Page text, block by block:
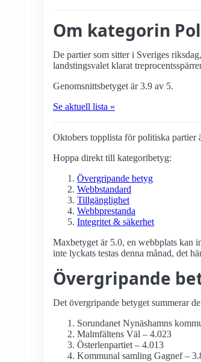
Om kategorin
De partier som sitter i Sveriges
landstingsvalet klarat
Genomsnittsbetyget är 3.9 av 5.
Se aktuell lista »
Oktobers topplista för politiska partier
Hoppa direkt till kategoribetyg:
Övergripande betyg
Webbstandard
Tillgänglighet
Webbprestanda
Integritet & säkerhet
Maxbetyget är 5.0, en webbplats kan
inte lyckats testas denna månad, det
Övergripande
Det övergripande betyget summerar
Sorundanet Nynäshamns
Malmfältens Väl – 4.023
Österlenpartiet – 4.013
Kommunal samling Gagnef –